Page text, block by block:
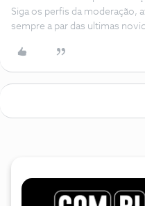
Siga os perfis da moderação,
sempre a par das ultimas